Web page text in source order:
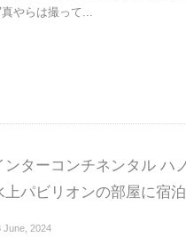
やらは撮って...
ンターコンチネンタル ハ
上パビリオンの部屋に宿泊
June 2024